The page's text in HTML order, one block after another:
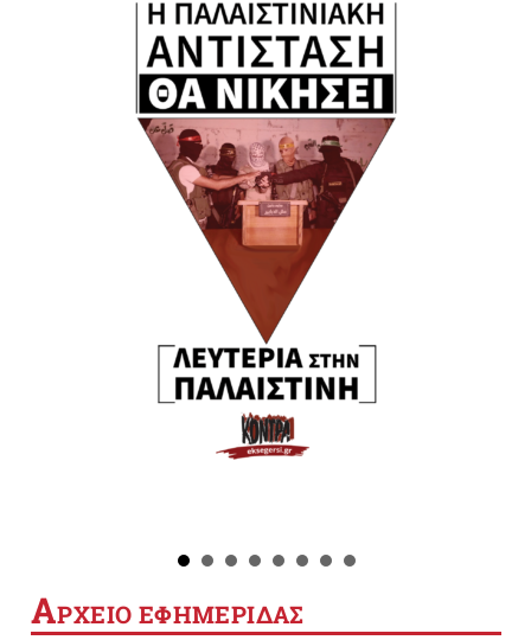
ΑΡΧΕΙΟ ΕΦΗΜΕΡΙΔΑΣ